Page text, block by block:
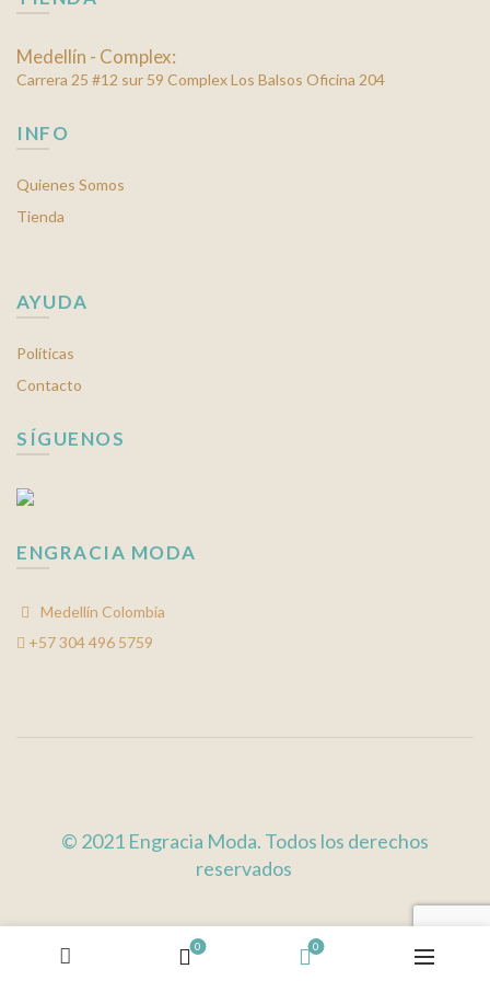
Medellín - Complex:
Carrera 25 #12 sur 59 Complex Los Balsos Oficina 204
INFO
Quienes Somos
Tienda
AYUDA
Políticas
Contacto
SÍGUENOS
ENGRACIA MODA
Medellín Colombia
+57 304 496 5759
© 2021 Engracia Moda. Todos los derechos
reservados
0 0